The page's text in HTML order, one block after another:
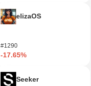
elizaOS
#1290
-17.65%
Seeker